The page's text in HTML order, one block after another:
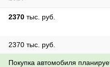
2370 тыс. руб.
2370 тыс. руб.
Покупка автомобиля